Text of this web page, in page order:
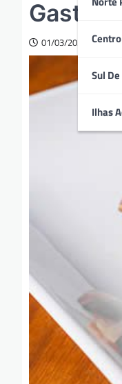
Sul
Ilhas
01/03/2025